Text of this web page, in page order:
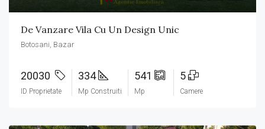
De Vanzare Vila Cu Un Design Unic
Botosani, Bazar
20030
ID Proprietate
334
Mp Construiti
541
Mp
5
Camere